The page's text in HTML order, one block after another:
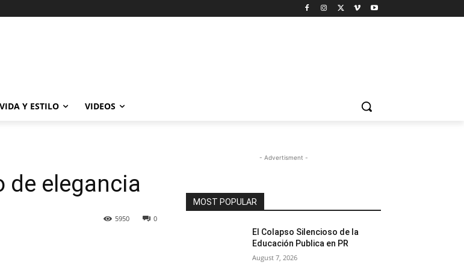
VIDA Y ESTILO VIDEOS
de elegancia
0
5950
- Advertisment -
MOST POPULAR
El Colapso Silencioso de la
Educación Publica en PR
August 7, 2026